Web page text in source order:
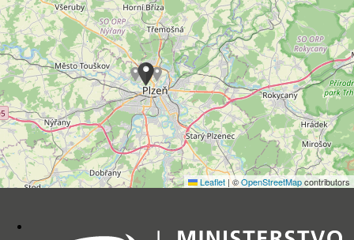
Leaflet |©OpenStreetMapcontributors